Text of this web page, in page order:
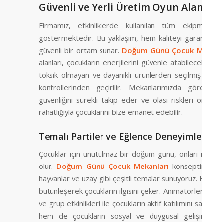
Güvenli ve Yerli Üretim Oyun
Firmamız, etkinliklerde kullanılan tüm
göstermektedir. Bu yaklaşım, hem kaliteyi
güvenli bir ortam sunar. Doğum Günü Çocuk
alanları, çocukların enerjilerini güvenle
toksik olmayan ve dayanıklı ürünlerden
kontrollerinden geçirilir. Mekanlarımızda
güvenliğini sürekli takip eder ve olası riskleri
rahatlığıyla çocuklarını bize emanet edebilir.
Temalı Partiler ve Eğlence
Çocuklar için unutulmaz bir doğum günü,
olur. Doğum Günü Çocuk Mekanları
hayvanlar ve uzay gibi çeşitli temalar
bütünleşerek çocukların ilgisini çeker.
ve grup etkinlikleri ile çocukların aktif katılımını
hem de çocukların sosyal ve duygusal